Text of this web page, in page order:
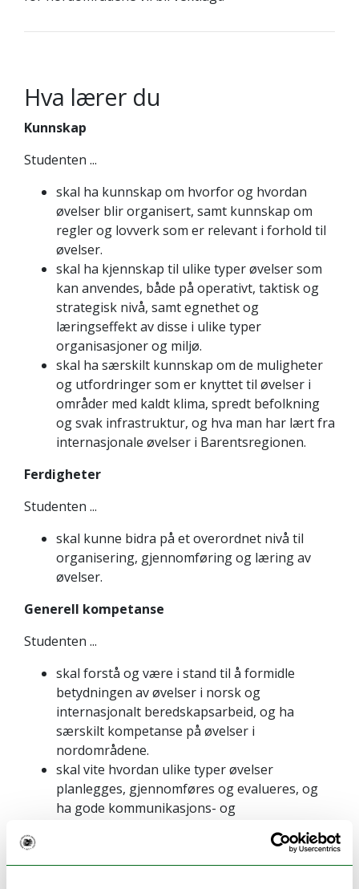
Hva lærer du
Kunnskap
Studenten ...
skal ha kunnskap om hvorfor og hvordan
øvelser blir organisert, samt kunnskap om
regler og lovverk som er relevant i forhold til
øvelser.
skal ha kjennskap til ulike typer øvelser som
kan anvendes, både på operativt, taktisk og
strategisk nivå, samt egnethet og
læringseffekt av disse i ulike typer
organisasjoner og miljø.
skal ha særskilt kunnskap om de muligheter
og utfordringer som er knyttet til øvelser i
områder med kaldt klima, spredt befolkning
og svak infrastruktur, og hva man har lært fra
internasjonale øvelser i Barentsregionen.
Ferdigheter
Studenten ...
skal kunne bidra på et overordnet nivå til
organisering, gjennomføring og læring av
øvelser.
Generell kompetanse
Studenten ...
skal forstå og være i stand til å formidle
betydningen av øvelser i norsk og
internasjonalt beredskapsarbeid, og ha
særskilt kompetanse på øvelser i
nordområdene.
skal vite hvordan ulike typer øvelser
planlegges, gjennomføres og evalueres, og
ha gode kommunikasjons- og